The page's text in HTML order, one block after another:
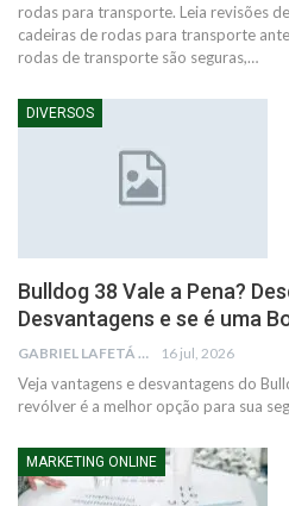
rodas para transporte. Leia revisões
cadeiras de rodas para transporte
rodas de transporte são seguras,…
DIVERSOS
Bulldog 38 Vale a Pena?
Desvantagens e se é uma
GABRIEL LAFETÁ 16 jul, 2026
Veja vantagens e desvantagens do
revólver é a melhor opção para sua
MARKETING ONLINE